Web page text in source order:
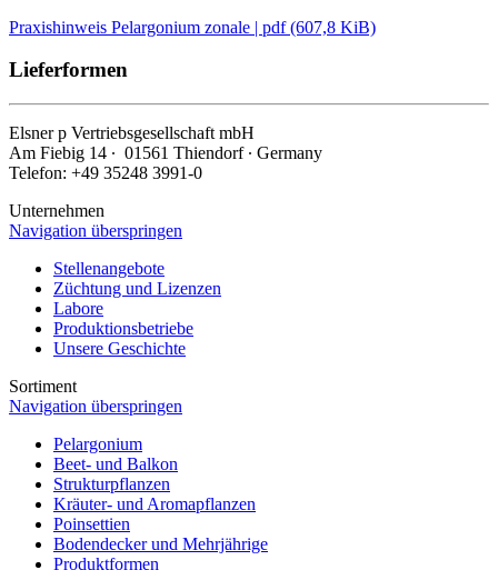
Praxishinweis Pelargonium zonale | pdf (607,8 KiB)
Lieferformen
Elsnerp Vertriebsgesellschaft mbH
Am Fiebig 14 ∙ 01561 Thiendorf ∙ Germany
Telefon: +49 35248 3991-0
Unternehmen
Navigation überspringen
Stellenangebote
Züchtung und Lizenzen
Labore
Produktionsbetriebe
Unsere Geschichte
Sortiment
Navigation überspringen
Pelargonium
Beet- und Balkon
Strukturpflanzen
Kräuter- und Aromapflanzen
Poinsettien
Bodendecker und Mehrjährige
Produktformen